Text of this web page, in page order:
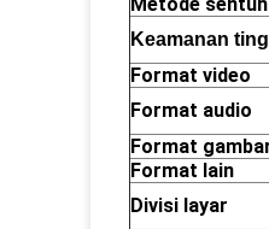
Keamanan
Format video
Format audio
Format
Format lain
Divisi layar